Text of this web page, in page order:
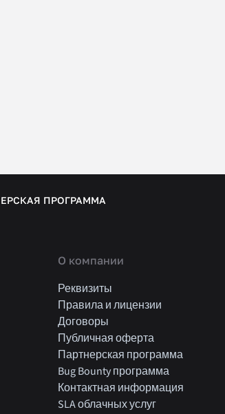
ПРОГРАММА
О компании
Реквизиты
Правила и лицензии
Договоры
Публичная оферта
Партнерская программа
Bug Bounty программа
Контактная информация
SLA облачных услуг